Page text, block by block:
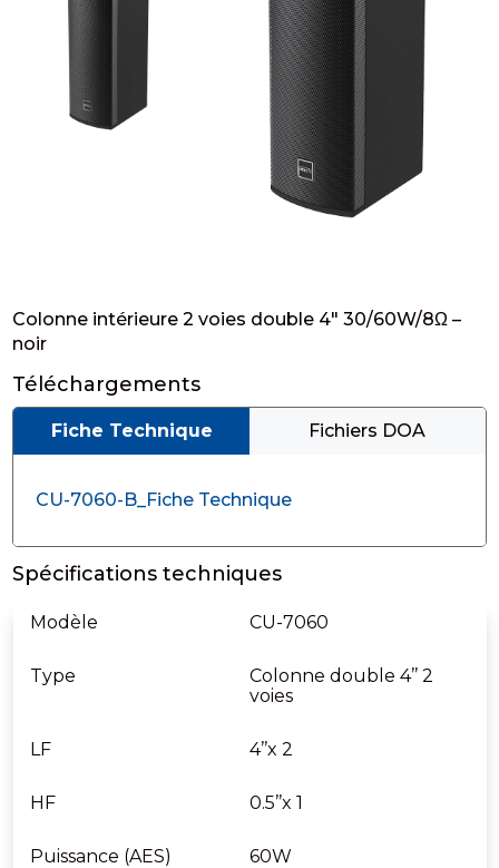
Colonne intérieure 2 voies double 4″ 30/60W/8Ω –
noir
Téléchargements
Fiche Technique Fichiers DOA
CU-7060-B_Fiche Technique
Spécifications techniques
Modèle CU-7060
Type
Colonne double 4’’ 2
voies
LF 4’’x 2
HF 0.5’’x 1
Puissance (AES) 60W